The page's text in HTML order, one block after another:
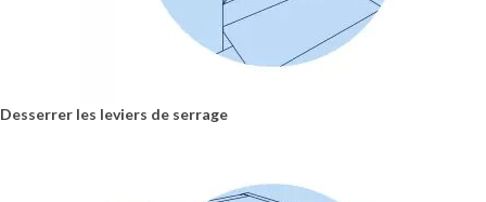
Desserrer les leviers de serrage